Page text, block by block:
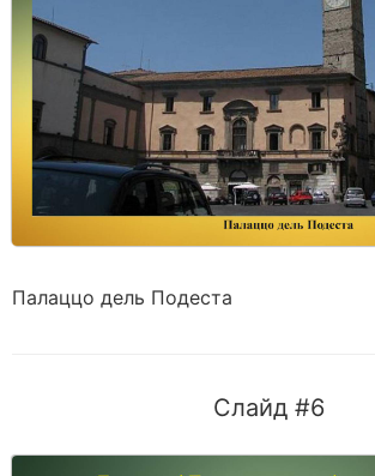
Палаццо дель Подеста
Слайд #6